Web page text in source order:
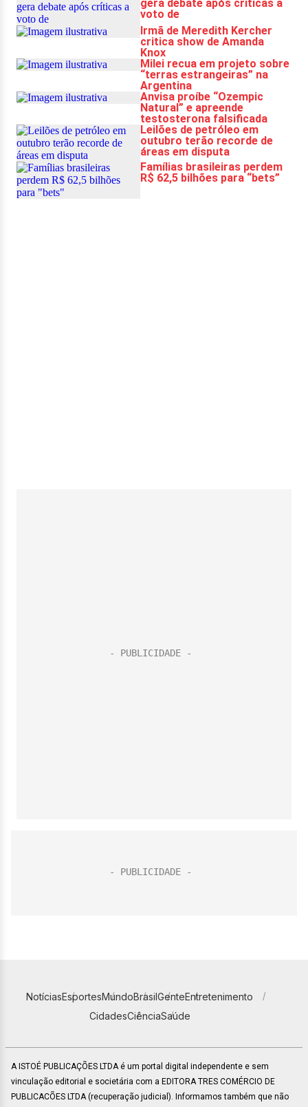
NotíciasEsportesMundoBrasilGenteEntretenimento
CidadesCiênciaSaúde
A ISTOÉ PUBLICAÇÕES LTDA é um portal digital independente e sem
vinculação editorial e societária com a EDITORA TRES COMÉRCIO DE
PUBLICACÕES LTDA (recuperação judicial). Informamos também que não